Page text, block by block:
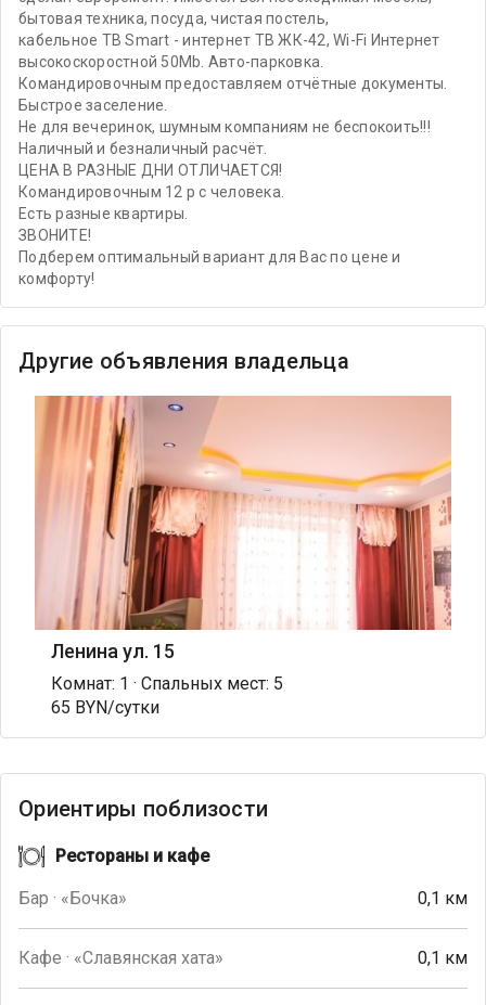
бытовая техника, посуда, чистая постель,
кабельное ТВ Smart - интернет ТВ ЖК-42, Wi-Fi Интернет
высокоскоростной 50Mb. Авто-парковка.
Командировочным предоставляем отчётные документы.
Быстрое заселение.
Не для вечеринок, шумным компаниям не беспокоить!!!
Наличный и безналичный расчёт.
ЦЕНА В РАЗНЫЕ ДНИ ОТЛИЧАЕТСЯ!
Командировочным 12 р с человека.
Есть разные квартиры.
ЗВОНИТЕ!
Подберем оптимальный вариант для Вас по цене и
комфорту!
Другие объявления владельца
Ленина ул. 15
Комнат: 1 · Спальных мест: 5
65 BYN/сутки
Ориентиры поблизости
Рестораны и кафе
Бар · «Бочка» 0,1 км
Кафе · «Славянская хата» 0,1 км